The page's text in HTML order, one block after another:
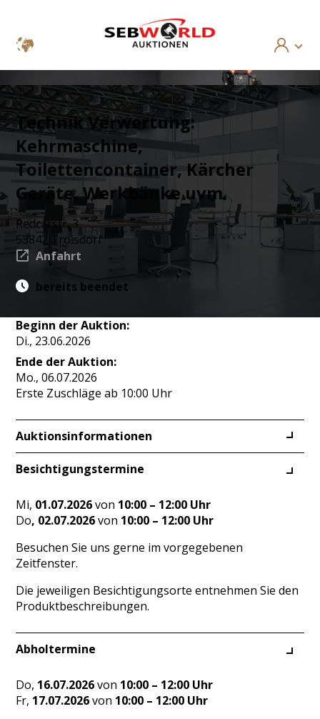
Technik Verwertung:
Kehrmaschine,
Toilettencontainer, Kärcher
Geräte, Werkbänke uvm.
Redcarstr. 3
53842 Troisdorf
Anfahrt
bereits beendet
Beginn der Auktion:
Di., 23.06.2026
Ende der Auktion:
Mo., 06.07.2026
Erste Zuschläge ab 10:00 Uhr
Auktionsinformationen
Besichtigungstermine
Mi, 01.07.2026von 10:00 – 12:00 Uhr
Do, 02.07.2026von 10:00 – 12:00 Uhr
Besuchen Sie uns gerne im vorgegebenen
Zeitfenster.
Die jeweiligen Besichtigungsorte entnehmen Sie den
Produktbeschreibungen.
Abholtermine
Do, 16.07.2026von 10:00 – 12:00 Uhr
Fr, 17.07.2026von 10:00 – 12:00 Uhr